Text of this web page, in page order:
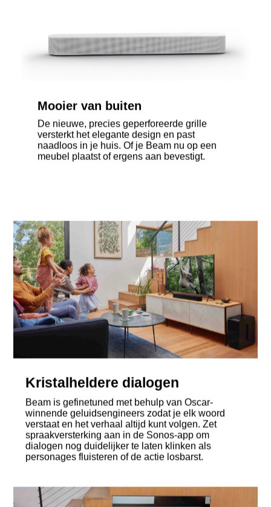
Mooier van buiten
De nieuwe, precies geperforeerde grille
versterkt het elegante design en past
naadloos in je huis. Of je Beam nu op een
meubel plaatst of ergens aan bevestigt.
Kristalheldere dialogen
Beam is gefinetuned met behulp van Oscar-
winnende geluidsengineers zodat je elk woord
verstaat en het verhaal altijd kunt volgen. Zet
spraakversterking aan in de Sonos-app om
dialogen nog duidelijker te laten klinken als
personages fluisteren of de actie losbarst.